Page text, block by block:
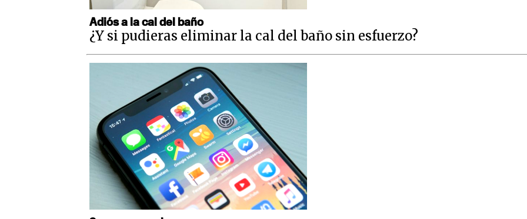
Adiós a la cal del baño
¿Y si pudieras eliminar la cal del baño sin esfuerzo?